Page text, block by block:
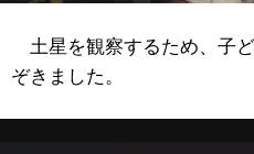
土星を観察するため、子
ぞきました。